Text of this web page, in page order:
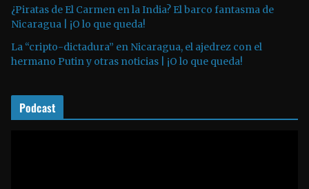
e
a
u
d
o
¿Piratas de El Carmen en la India? El barco fantasma de
Nicaragua | ¡O lo que queda!
La “cripto-dictadura” en Nicaragua, el ajedrez con el
hermano Putin y otras noticias | ¡O lo que queda!
Podcast